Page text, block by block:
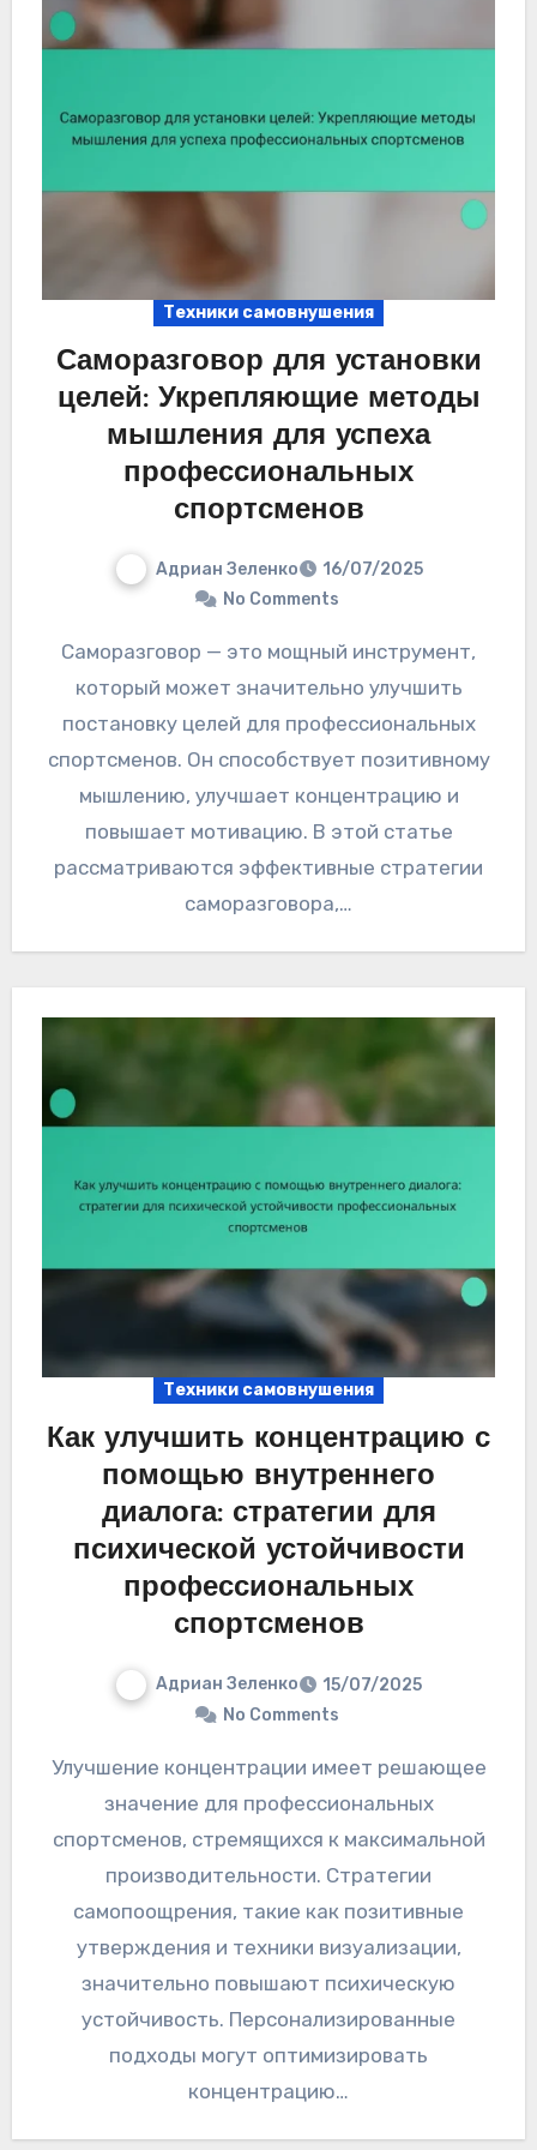
Техники самовнушения
Саморазговор для установки
целей: Укрепляющие методы
мышления для успеха
профессиональных
спортсменов
Адриан Зеленко
16/07/2025
No Comments
Саморазговор — это мощный инструмент,
который может значительно улучшить
постановку целей для профессиональных
спортсменов. Он способствует позитивному
мышлению, улучшает концентрацию и
повышает мотивацию. В этой статье
рассматриваются эффективные стратегии
саморазговора,…
Техники самовнушения
Как улучшить концентрацию с
помощью внутреннего
диалога: стратегии для
психической устойчивости
профессиональных
спортсменов
Адриан Зеленко
15/07/2025
No Comments
Улучшение концентрации имеет решающее
значение для профессиональных
спортсменов, стремящихся к максимальной
производительности. Стратегии
самопоощрения, такие как позитивные
утверждения и техники визуализации,
значительно повышают психическую
устойчивость. Персонализированные
подходы могут оптимизировать
концентрацию…